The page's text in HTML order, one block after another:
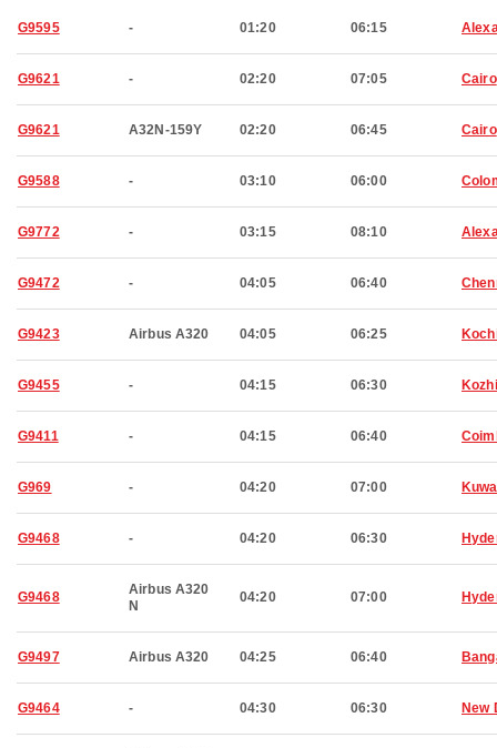
G9595 - 01:20 06:15
G9621 - 02:20 07:05 Cairo
G9621 A32N-159Y 02:20 06:45 Cairo
G9588 - 03:10 06:00
G9772 - 03:15 08:10
G9472 - 04:05 06:40
G9423 Airbus A320 04:05 06:25
G9455 - 04:15 06:30
G9411 - 04:15 06:40
G969 - 04:20 07:00
G9468 - 04:20 06:30
G9468
Airbus A320
N
04:20 07:00
G9497 Airbus A320 04:25 06:40
G9464 - 04:30 06:30 New